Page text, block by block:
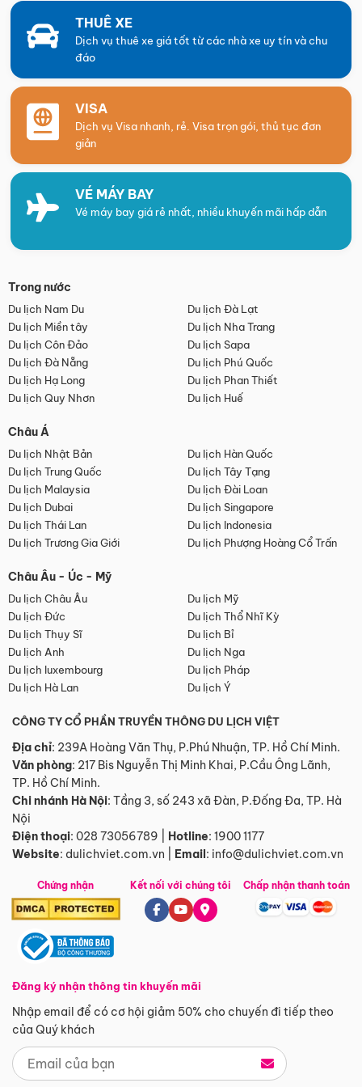
THUÊ XE
Dịch vụ thuê xe giá tốt từ các nhà xe uy tín và chu
đáo
VISA
Dịch vụ Visa nhanh, rẻ. Visa trọn gói, thủ tục đơn
giản
VÉ MÁY BAY
Vé máy bay giá rẻ nhất, nhiều khuyến mãi hấp dẫn
Trong nước
Du lịch Nam Du
Du lịch Đà Lạt
Du lịch Miền tây
Du lịch Nha Trang
Du lịch Côn Đảo
Du lịch Sapa
Du lịch Đà Nẵng
Du lịch Phú Quốc
Du lịch Hạ Long
Du lịch Phan Thiết
Du lịch Quy Nhơn
Du lịch Huế
Châu Á
Du lịch Nhật Bản
Du lịch Hàn Quốc
Du lịch Trung Quốc
Du lịch Tây Tạng
Du lịch Malaysia
Du lịch Đài Loan
Du lịch Dubai
Du lịch Singapore
Du lịch Thái Lan
Du lịch Indonesia
Du lịch Trương Gia Giới
Du lịch Phượng Hoàng Cổ Trấn
Châu Âu - Úc - Mỹ
Du lịch Châu Âu
Du lịch Mỹ
Du lịch Đức
Du lịch Thổ Nhĩ Kỳ
Du lịch Thụy Sĩ
Du lịch Bỉ
Du lịch Anh
Du lịch Nga
Du lịch luxembourg
Du lịch Pháp
Du lịch Hà Lan
Du lịch Ý
CÔNG TY CỔ PHẦN TRUYỀN THÔNG DU LỊCH VIỆT
Địa chỉ: 239A Hoàng Văn Thụ, P.Phú Nhuận, TP. Hồ Chí Minh.
Văn phòng: 217 Bis Nguyễn Thị Minh Khai, P.Cầu Ông Lãnh,
TP. Hồ Chí Minh.
Chi nhánh Hà Nội: Tầng 3, số 243 xã Đàn, P.Đống Đa, TP. Hà
Nội
Điện thoại: 028 73056789 Hotline: 1900 1177
Website: dulichviet.com.vn Email: info@dulichviet.com.vn
Chứng nhận
Đăng ký nhận thông tin khuyến mãi
Nhập email để có cơ hội giảm 50% cho chuyến đi tiếp theo
của Quý khách
Kết nối với chúng tôi Chấp nhận thanh toán